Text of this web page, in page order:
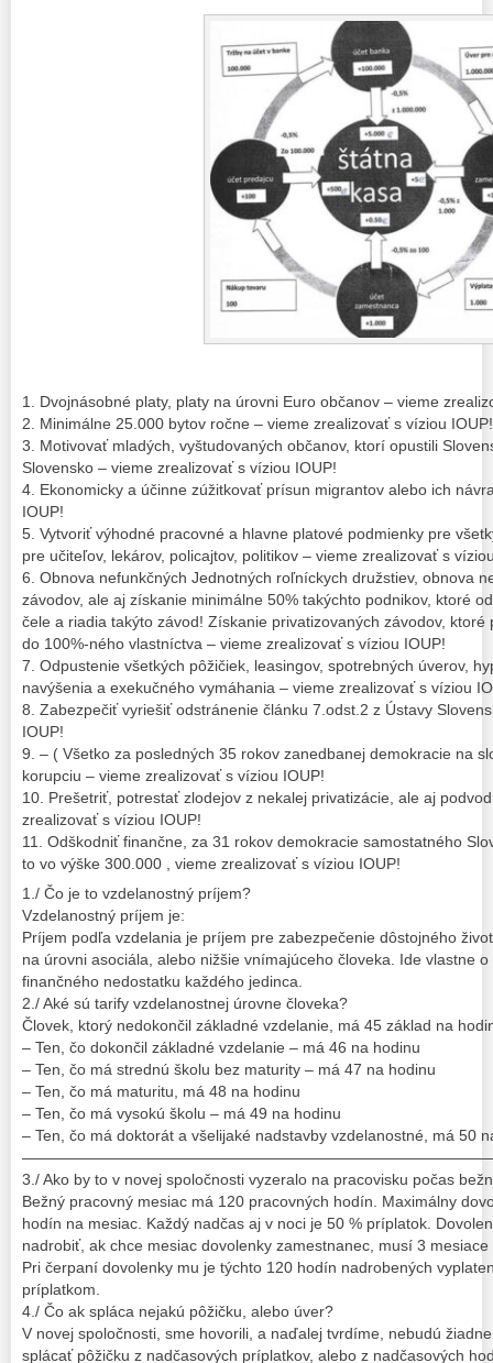
1. Dvojnásobné platy, platy na úrovni Euro občanov – vieme
2. Minimálne 25.000 bytov ročne – vieme zrealizovať s víziou IOUP!
3. Motivovať mladých, vyštudovaných občanov, ktorí opustili
Slovensko – vieme zrealizovať s víziou IOUP!
4. Ekonomicky a účinne zúžitkovať prísun migrantov alebo ich
IOUP!
5. Vytvoriť výhodné pracovné a hlavne platové podmienky pre
pre učiteľov, lekárov, policajtov, politikov – vieme zrealizovať s
6. Obnova nefunkčných Jednotných roľníckych družstiev, obnova
závodov, ale aj získanie minimálne 50% takýchto podnikov, ktoré
čele a riadia takýto závod! Získanie privatizovaných závodov,
do 100%-ného vlastníctva – vieme zrealizovať s víziou IOUP!
7. Odpustenie všetkých pôžičiek, leasingov, spotrebných úverov,
navýšenia a exekučného vymáhania – vieme zrealizovať s víziou
8. Zabezpečiť vyriešiť odstránenie článku 7.odst.2 z Ústavy
IOUP!
9. – ( Všetko za posledných 35 rokov zanedbanej demokracie na
korupciu – vieme zrealizovať s víziou IOUP!
10. Prešetriť, potrestať zlodejov z nekalej privatizácie, ale aj
zrealizovať s víziou IOUP!
11. Odškodniť finančne, za 31 rokov demokracie samostatného
to vo výške 300.000 , vieme zrealizovať s víziou IOUP!
1./ Čo je to vzdelanostný príjem?
Vzdelanostný príjem je:
Príjem podľa vzdelania je príjem pre zabezpečenie dôstojného
na úrovni asociála, alebo nižšie vnímajúceho človeka. Ide vlastne
finančného nedostatku každého jedinca.
2./ Aké sú tarify vzdelanostnej úrovne človeka?
Človek, ktorý nedokončil základné vzdelanie, má 45 základ na
– Ten, čo dokončil základné vzdelanie – má 46 na hodinu
– Ten, čo má strednú školu bez maturity – má 47 na hodinu
– Ten, čo má maturitu, má 48 na hodinu
– Ten, čo má vysokú školu – má 49 na hodinu
– Ten, čo má doktorát a všelijaké nadstavby vzdelanostné, má 50
3./ Ako by to v novej spoločnosti vyzeralo na pracovisku počas
Bežný pracovný mesiac má 120 pracovných hodín. Maximálny
hodín na mesiac. Každý nadčas aj v noci je 50 % príplatok.
nadrobiť, ak chce mesiac dovolenky zamestnanec, musí 3
Pri čerpaní dovolenky mu je týchto 120 hodín nadrobených
príplatkom.
4./ Čo ak spláca nejakú pôžičku, alebo úver?
V novej spoločnosti, sme hovorili, a naďalej tvrdíme, nebudú
splácať pôžičku z nadčasových príplatkov, alebo z nadčasových